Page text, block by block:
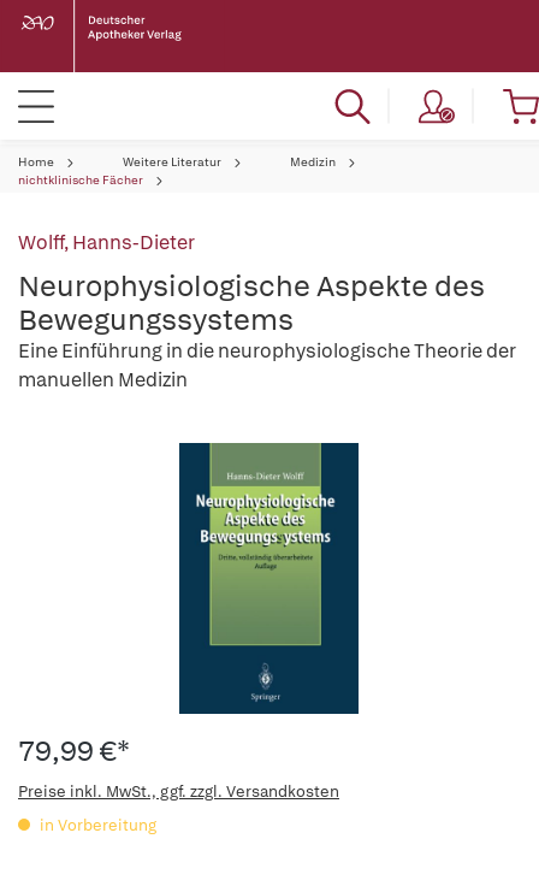
Home Weitere Literatur
Medizin
nichtklinische Fächer
Wolff, Hanns-Dieter
Neurophysiologische Aspekte des
Bewegungssystems
Eine Einführung in die neurophysiologische Theorie der
manuellen Medizin
79,99 €*
Preise inkl. MwSt., ggf. zzgl. Versandkosten
in Vorbereitung